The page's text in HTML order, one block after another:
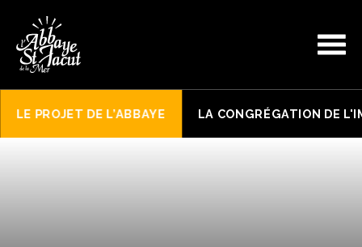
LE PROJET DE L’ABBAYE LA CONGRÉGATION DE